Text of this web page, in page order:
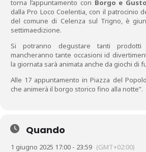
torna l’appuntamento con Borgo e Gusto
dalla Pro Loco Coelentia, con il patrocinio
del comune di Celenza sul Trigno, è
settimaedizione.
Si potranno degustare tanti
mancheranno tante occasioni id
la giornata sarà animata anche da giochi di
Alle 17 appuntamento in Piazza del
che animerà il borgo storico fino alla notte”.
Quando
1 giugno 2025 17:00 - 23:59 (GMT+02:00)